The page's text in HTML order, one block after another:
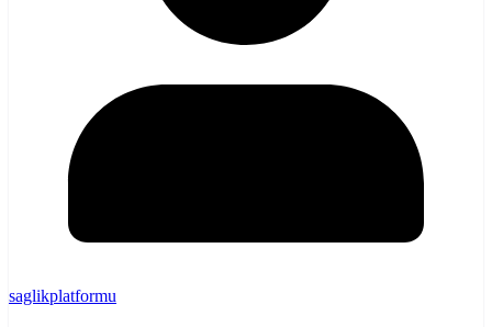
saglikplatformu